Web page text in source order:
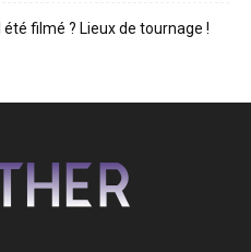
été filmé ? Lieux de tournage !